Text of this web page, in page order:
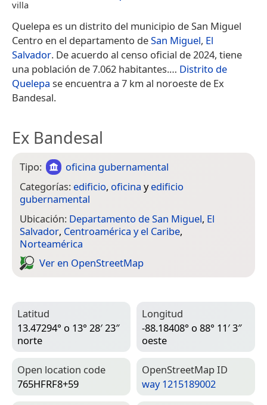
villa
Quelepa es un distrito del municipio de San Miguel
Centro en el departamento deSan Miguel, El
Salvador. De acuerdo al censo oficial de 2024, tiene
una población de 7.062 habitantes.​… Distrito de
Quelepa se encuentra a 7 km al noroeste de Ex
Bandesal.
Ex Bandesal
Tipo:
oficina gubernamental
Categorías: edificio, oficina yedificio
gubernamental
Ubicación: Departamento de San Miguel, El
Salvador, Centroamérica y el Caribe,
Norteamérica
Ver en Open­Street­Map
Latitud
13.47294° o 13° 28′ 23″
norte
Longitud
-88.18408° o 88° 11′ 3″
oeste
Open location code
765HFRF8+59
Open­Street­Map ID
way 1215189002